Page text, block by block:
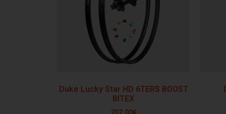
Duke Lucky Star HD 6TERS BOOST
BITEX
707,00€